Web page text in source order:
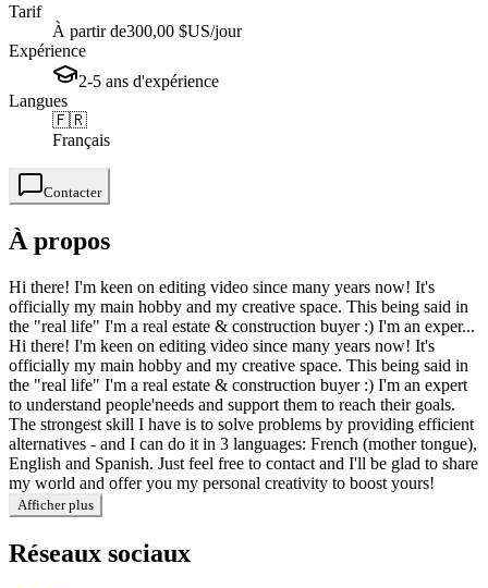
Tarif
À partir de300,00 $US/jour
Expérience
2-5 ans d'expérience
Langues
🇫🇷
Français
Contacter
À propos
Hi there! I'm keen on editing video since many years now! It's
officially my main hobby and my creative space. This being said in
the "real life" I'm a real estate & construction buyer :) I'm an exper...
Hi there! I'm keen on editing video since many years now! It's
officially my main hobby and my creative space. This being said in
the "real life" I'm a real estate & construction buyer :) I'm an expert
to understand people'needs and support them to reach their goals.
The strongest skill I have is to solve problems by providing efficient
alternatives - and I can do it in 3 languages: French (mother tongue),
English and Spanish. Just feel free to contact and I'll be glad to share
my world and offer you my personal creativity to boost yours!
Afficher plus
Réseaux sociaux